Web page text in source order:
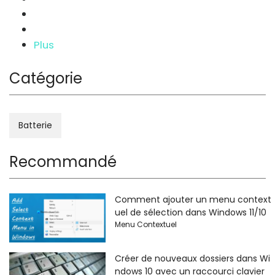
Plus
Catégorie
Batterie
Recommandé
Comment ajouter un menu context
uel de sélection dans Windows 11/10
Menu Contextuel
Créer de nouveaux dossiers dans Wi
ndows 10 avec un raccourci clavier